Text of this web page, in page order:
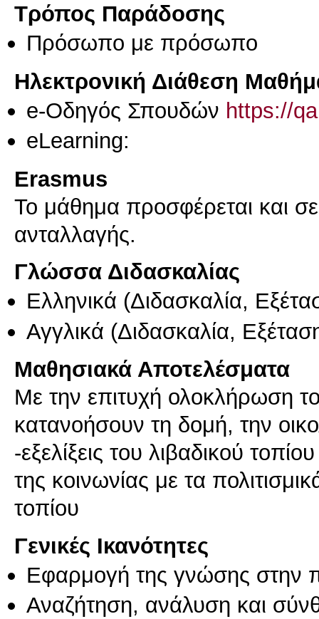
Τρόπος Παράδοσης
Πρόσωπο με πρόσωπο
Ηλεκτρονική Διάθεση
e-Οδηγός Σπουδών https://
eLearning:
Erasmus
Το μάθημα προσφέρεται και
ανταλλαγής.
Γλώσσα Διδασκαλίας
Ελληνικά (Διδασκαλία,
Αγγλικά (Διδασκαλία,
Μαθησιακά Αποτελέσματα
Με την επιτυχή ολοκλήρωση
κατανοήσουν τη δομή, την
-εξελίξεις του λιβαδικού
της κοινωνίας με τα
τοπίου
Γενικές Ικανότητες
Εφαρμογή της γνώσης στην
Αναζήτηση, ανάλυση και